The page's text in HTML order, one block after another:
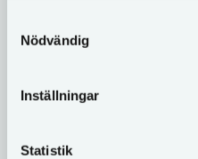
Nödvändig
Inställningar
Statistik